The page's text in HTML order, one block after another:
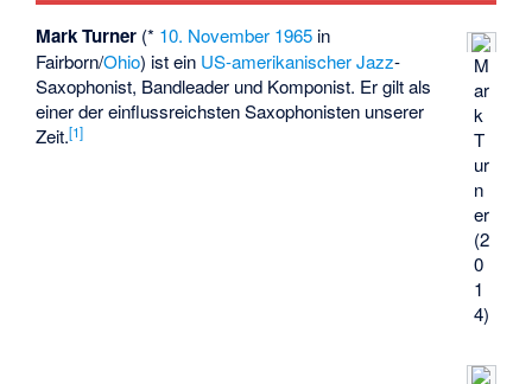
M
ar
k
T
ur
n
er
(2
0
1
4)
Mark Turner (* 10. November 1965 in
Fairborn/Ohio) ist ein US-amerikanischer Jazz-
Saxophonist, Bandleader und Komponist. Er gilt als
einer der einflussreichsten Saxophonisten unserer
Zeit.[1]